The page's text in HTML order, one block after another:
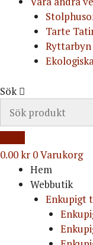
Tarte
Ryttarbyn
Sök
0.00kr 0Varukorg
Hem
Webbutik
Enkupigt